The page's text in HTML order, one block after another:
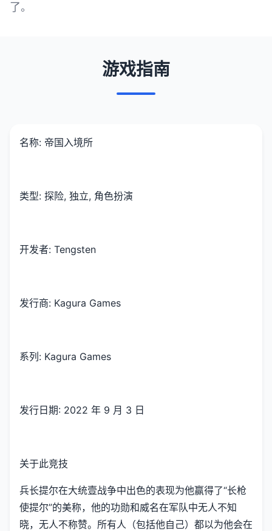
了。
游戏指南
名称: 帝国入境所
类型: 探险, 独立, 角色扮演
开发者: Tengsten
发行商: Kagura Games
系列: Kagura Games
发行日期: 2022 年 9 月 3 日
关于此竞技
兵长提尔在大统壹战争中出色的表现为他赢得了“长枪
使提尔”的美称，他的功勋和威名在军队中无人不知
晓，无人不称赞。所有人（包括他自己）都以为他会在